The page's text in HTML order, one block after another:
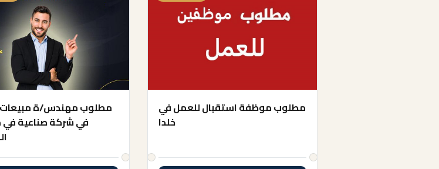
مطلوب موظفة استقبال للعمل في
خلدا
مطلوب مهندس/ة
في شركة صناعية